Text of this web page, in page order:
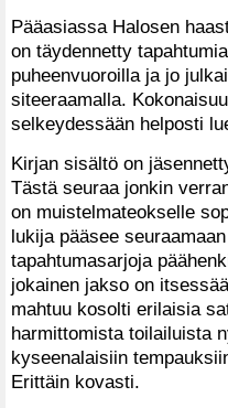
Pääasiassa Halosen
on täydennetty
puheenvuoroilla ja jo
siteeraamalla.
selkeydessään helposti
Kirjan sisältö on
Tästä seuraa jonkin
on muistelmateokselle
lukija pääsee
tapahtumasarjoja
jokainen jakso on
mahtuu kosolti erilaisia
harmittomista toilailuista
kyseenalaisiin
Erittäin kovasti.